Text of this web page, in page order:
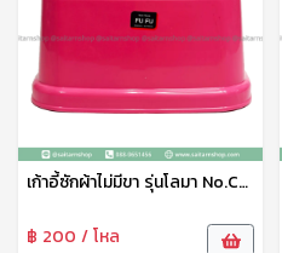
เก้าอี้ซักผ้าไม่มีขา รุ่นโลมา No.C-154-1 เบสกลาส
฿ 200 / โหล